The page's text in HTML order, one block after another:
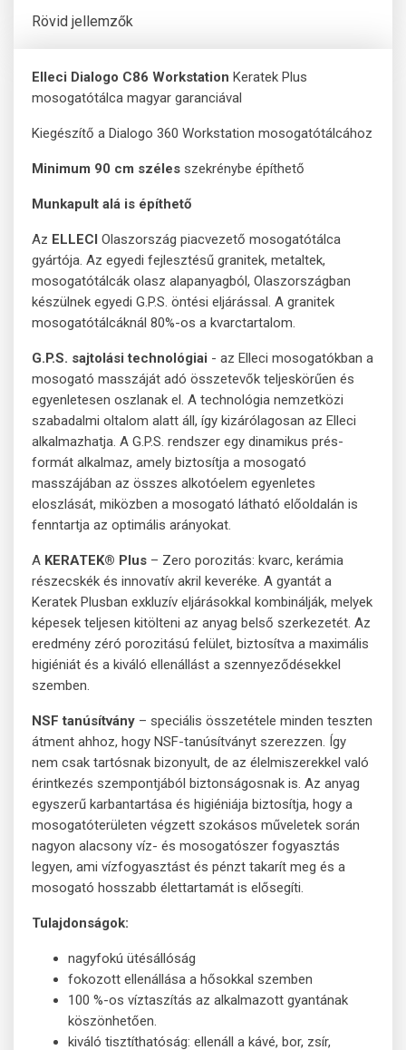
Rövid jellemzők
Elleci Dialogo C86 Workstation Keratek Plus
mosogatótálca magyar garanciával
Kiegészítő a Dialogo 360 Workstation mosogatótálcához
Minimum 90 cm széles szekrénybe építhető
Munkapult alá is építhető
Az ELLECI Olaszország piacvezető mosogatótálca
gyártója. Az egyedi fejlesztésű granitek, metaltek,
mosogatótálcák olasz alapanyagból, Olaszországban
készülnek egyedi G.P.S. öntési eljárással. A granitek
mosogatótálcáknál 80%-os a kvarctartalom.
G.P.S. sajtolási technológiai - az Elleci mosogatókban a
mosogató masszáját adó összetevők teljeskörűen és
egyenletesen oszlanak el. A technológia nemzetközi
szabadalmi oltalom alatt áll, így kizárólagosan az Elleci
alkalmazhatja. A G.P.S. rendszer egy dinamikus prés-
formát alkalmaz, amely biztosítja a mosogató
masszájában az összes alkotóelem egyenletes
eloszlását, miközben a mosogató látható előoldalán is
fenntartja az optimális arányokat.
A KERATEK® Plus – Zero porozitás: kvarc, kerámia
részecskék és innovatív akril keveréke. A gyantát a
Keratek Plusban exkluzív eljárásokkal kombinálják, melyek
képesek teljesen kitölteni az anyag belső szerkezetét. Az
eredmény zéró porozitású felület, biztosítva a maximális
higiéniát és a kiváló ellenállást a szennyeződésekkel
szemben.
NSF tanúsítvány – speciális összetétele minden teszten
átment ahhoz, hogy NSF-tanúsítványt szerezzen. Így
nem csak tartósnak bizonyult, de az élelmiszerekkel való
érintkezés szempontjából biztonságosnak is. Az anyag
egyszerű karbantartása és higiéniája biztosítja, hogy a
mosogatóterületen végzett szokásos műveletek során
nagyon alacsony víz- és mosogatószer fogyasztás
legyen, ami vízfogyasztást és pénzt takarít meg és a
mosogató hosszabb élettartamát is elősegíti.
Tulajdonságok:
nagyfokú ütésállóság
fokozott ellenállása a hősokkal szemben
100 %-os víztaszítás az alkalmazott gyantának
köszönhetően.
kiváló tisztíthatóság: ellenáll a kávé, bor, zsír,